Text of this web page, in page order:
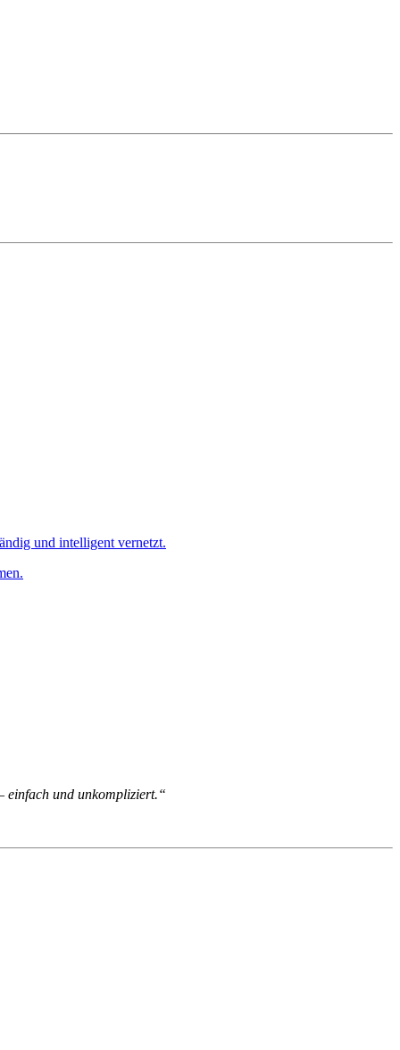
und intelligent vernetzt.
einfach und unkompliziert.“